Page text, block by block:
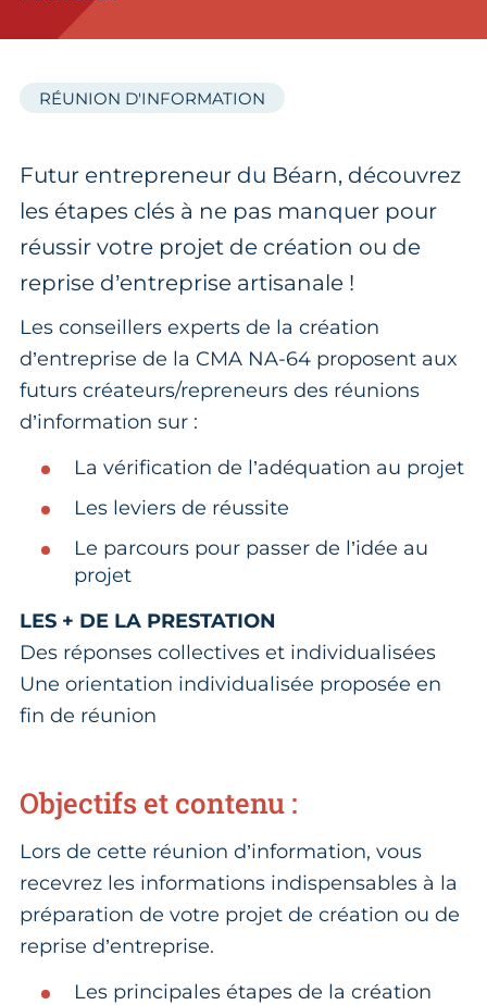
RÉUNION D'INFORMATION
Futur entrepreneur du Béarn, découvrez
les étapes clés à ne pas manquer pour
réussir votre projet de création ou de
reprise d’entreprise artisanale !
Les conseillers experts de la création
d’entreprise de la CMA NA-64 proposent aux
futurs créateurs/repreneurs des réunions
d’information sur :
La vérification de l’adéquation au projet
Les leviers de réussite
Le parcours pour passer de l’idée au
projet
LES + DE LA PRESTATION
Des réponses collectives et individualisées
Une orientation individualisée proposée en
fin de réunion
Objectifs et contenu :
Lors de cette réunion d’information, vous
recevrez les informations indispensables à la
préparation de votre projet de création ou de
reprise d’entreprise.
Les principales étapes de la création